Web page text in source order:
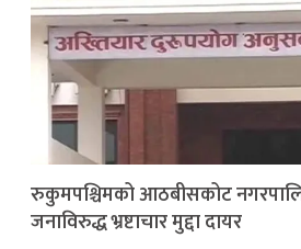
रुकुमपश्चिमको आठबीसकोट
जनाविरुद्ध भ्रष्टाचार मुद्दा दायर